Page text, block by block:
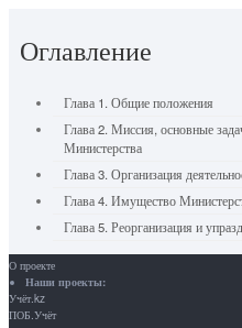
Оглавление
Глава 1. Общие положения
Глава 2. Миссия, основные
Министерства
Глава 3. Организация
Глава 4. Имущество
Глава 5. Реорганизация и
О проекте
Наши проекты:
Учёт.kz
ПОБ.Учёт